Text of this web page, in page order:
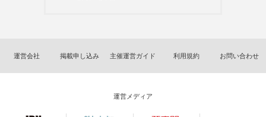
運営会社 掲載申し込み 主催運営ガイド 利用規約 お問い合わせ
運営メディア